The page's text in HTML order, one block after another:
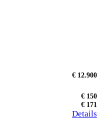
€ 12.900
€ 150
€ 171
Details